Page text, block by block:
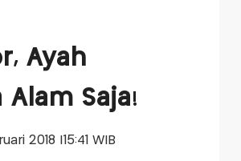
Ayah
Alam Saja!
2018 |15:41 WIB